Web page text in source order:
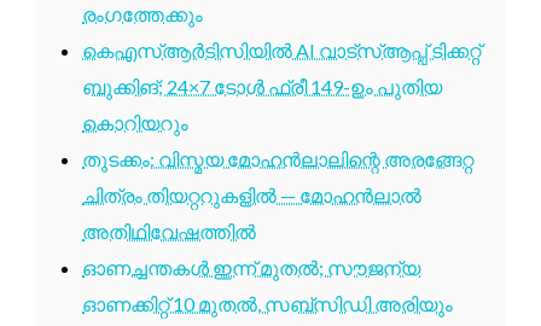
രംഗത്തേക്കും
കെഎസ്ആർടിസിയിൽ AI വാട്സ്ആപ്പ് ടിക്കറ്റ്
ബുക്കിങ്; 24×7 ടോൾ ഫ്രീ 149-ഉം പുതിയ
കൊറിയറും
തുടക്കം: വിസ്മയ മോഹൻലാലിന്റെ അരങ്ങേറ്റ
ചിത്രം തിയറ്ററുകളിൽ — മോഹൻലാൽ
അതിഥിവേഷത്തിൽ
ഓണച്ചന്തകൾ ഇന്ന് മുതൽ; സൗജന്യ
ഓണക്കിറ്റ് 10 മുതൽ, സബ്സിഡി അരിയും